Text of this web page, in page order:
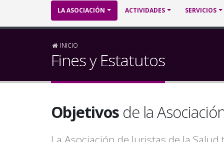
Navegación
principal
LA ASOCIACIÓN ACTIVIDADES SERVICIOS
Sobrescribir
enlaces
ayuda
a
INICIO
Fines y Estatutos
Objetivos de la